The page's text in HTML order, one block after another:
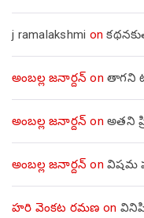
j ramalakshmi on
అంబల్ల జనార్దన్ on తాగని
అంబల్ల జనార్దన్ on అతని
అంబల్ల జనార్దన్ on విషమ
హరి వెంకట రమణ on